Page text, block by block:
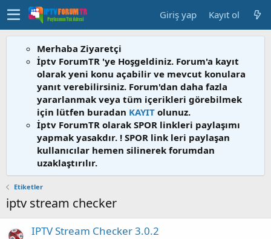
Giriş yap Kayıt ol
Merhaba Ziyaretçi
İptv ForumTR 'ye Hoşgeldiniz. Forum'a kayıt
olarak yeni konu açabilir ve mevcut konulara
yanıt verebilirsiniz. Forum'dan daha fazla
yararlanmak veya tüm içerikleri görebilmek
için lütfen buradan KAYIT olunuz.
İptv ForumTR olarak SPOR linkleri paylaşımı
yapmak yasakdır. ! SPOR link leri paylaşan
kullanıcılar hemen silinerek forumdan
uzaklaştırılır.
Etiketler
iptv stream checker
IPTV Stream Checker 3.0.2